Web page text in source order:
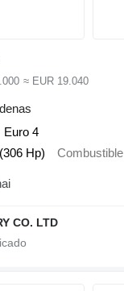
≈ EUR 19.040
Euro 4
Hp) Combustible
CO. LTD